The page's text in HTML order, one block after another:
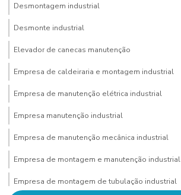
Desmontagem industrial
Desmonte industrial
Elevador de canecas manutenção
Empresa de caldeiraria e montagem industrial
Empresa de manutenção elétrica industrial
Empresa manutenção industrial
Empresa de manutenção mecânica industrial
Empresa de montagem e manutenção industrial
Empresa de montagem de tubulação industrial